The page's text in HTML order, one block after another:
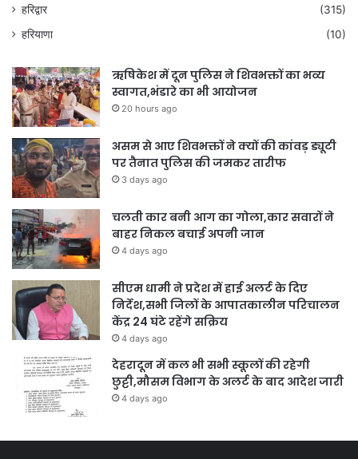
हरिद्वार
(315)
हरियाणा
(10)
ऋषिकेश में दून पुलिस ने शिवभक्तों का भव्य
स्वागत,भंडारे का भी आयोजन
20 hours ago
असम से आए शिवभक्तों ने क्यों की कांवड़ ड्यूटी
पर तैनात पुलिस की जमकर तारीफ
3 days ago
चलती कार बनी आग का गोला,कार सवारों ने
बाहर निकल बचाई अपनी जान
4 days ago
सीएम धामी ने प्रदेश में हाई अलर्ट के दिए
निर्देश,सभी जिलों के आपातकालीन परिचालन
केंद्र 24 घंटे रहेंगे सक्रिय
4 days ago
देहरादून में कल भी सभी स्कूलों की रहेगी
छुट्टी,मौसम विभाग के अलर्ट के बाद आदेश जारी
4 days ago